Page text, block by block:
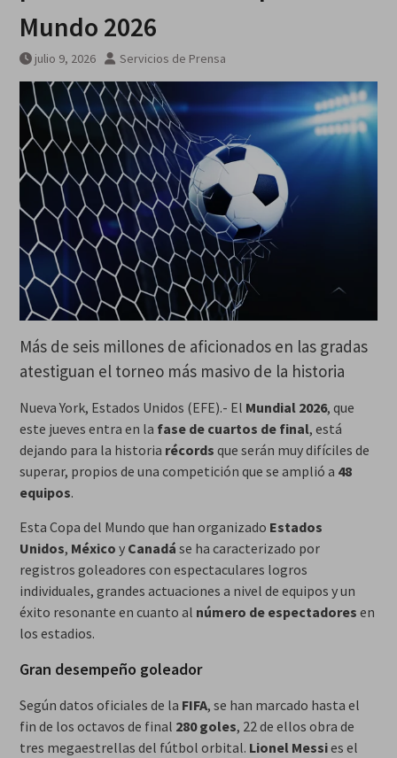
Mundo 2026
julio 9, 2026 Servicios de Prensa
Más de seis millones de aficionados en las gradas
atestiguan el torneo más masivo de la historia
Nueva York, Estados Unidos (EFE).- El Mundial 2026, que
este jueves entra en la fase de cuartos de final, está
dejando para la historia récords que serán muy difíciles de
superar, propios de una competición que se amplió a 48
equipos.
Esta Copa del Mundo que han organizado Estados
Unidos, México y Canadá se ha caracterizado por
registros goleadores con espectaculares logros
individuales, grandes actuaciones a nivel de equipos y un
éxito resonante en cuanto al número de espectadores en
los estadios.
Gran desempeño goleador
Según datos oficiales de la FIFA, se han marcado hasta el
fin de los octavos de final 280 goles, 22 de ellos obra de
tres megaestrellas del fútbol orbital. Lionel Messies el